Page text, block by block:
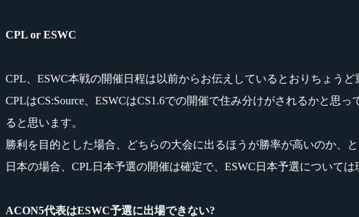
CPL or ESWC
CPL、ESWC本戦の開催日程は以前からお伝えしているとおりちょうど
CPLはCS:Source、ESWCはCS1.6での開催で住み分けがされるかと思
ると思います。
勝利を目的とした場合、どちらの大会に出るほうが勝率が高いのか、
日本の場合、CPL日本予選の開催は確定で、ESWC日本予選については
ACON5代表はESWC予選に出場できない?